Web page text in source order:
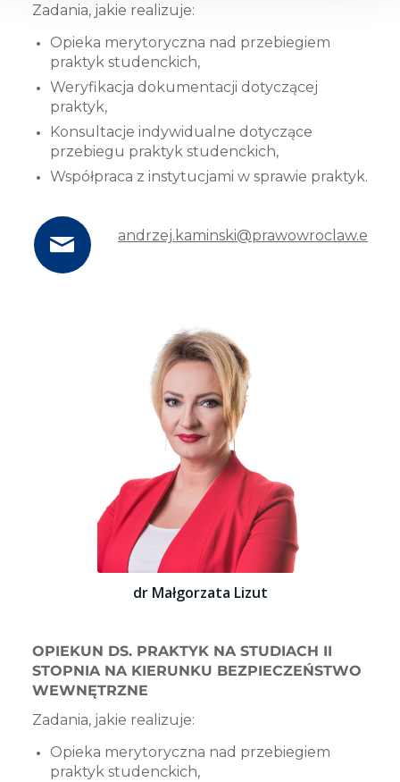
Zadania, jakie realizuje:
Opieka merytoryczna nad przebiegiem
praktyk studenckich,
Weryfikacja dokumentacji dotyczącej
praktyk,
Konsultacje indywidualne dotyczące
przebiegu praktyk studenckich,
Współpraca z instytucjami w sprawie praktyk.
dr Małgorzata Lizut
OPIEKUN DS. PRAKTYK NA STUDIACH II
STOPNIA NA KIERUNKU BEZPIECZEŃSTWO
WEWNĘTRZNE
Zadania, jakie realizuje:
Opieka merytoryczna nad przebiegiem
praktyk studenckich,